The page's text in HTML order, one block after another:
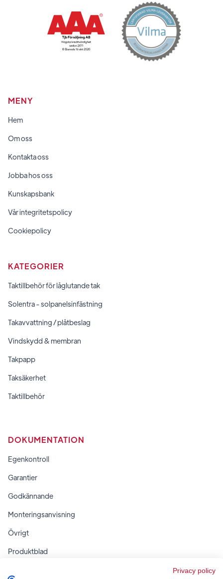
MENY
Hem
Om oss
Kontakta oss
Jobba hos oss
Kunskapsbank
Vår integritetspolicy
Cookiepolicy
KATEGORIER
Taktillbehör för låglutande tak
Solentra - solpanelsinfästning
Takavvattning / plåtbeslag
Vindskydd & membran
Takpapp
Taksäkerhet
Taktillbehör
DOKUMENTATION
Egenkontroll
Garantier
Godkännande
Monteringsanvisning
Övrigt
Produktblad
Privacy policy